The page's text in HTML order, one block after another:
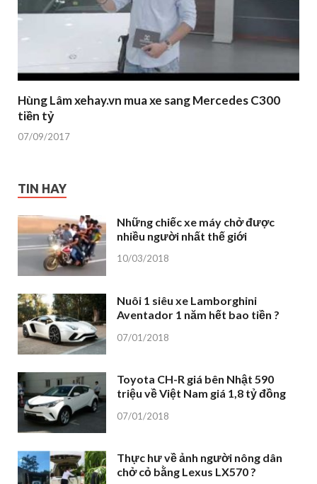
Hùng Lâm xehay.vn mua xe sang Mercedes C300
tiền tỷ
07/09/2017
TIN HAY
Những chiếc xe máy chở được
nhiều người nhất thế giới
10/03/2018
Nuôi 1 siêu xe Lamborghini
Aventador 1 năm hết bao tiền ?
07/01/2018
Toyota CH-R giá bên Nhật 590
triệu về Việt Nam giá 1,8 tỷ đồng
07/01/2018
Thực hư về ảnh người nông dân
chở cỏ bằng Lexus LX570 ?